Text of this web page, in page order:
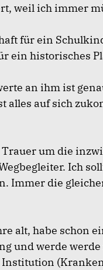
weil ich immer
für ein
ein historisches
an ihm ist
alles auf sich
Trauer um die
Ich
Immer die
alt, habe schon
und werde